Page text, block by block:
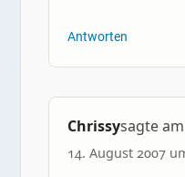
Antworten
Chrissysagte am
14. August 2007